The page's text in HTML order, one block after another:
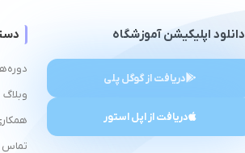
دانلود اپلیکیشن آموزشگاه
دریافت از گوگل پلی
دریافت از اپل استور
وبلاگ
تماس